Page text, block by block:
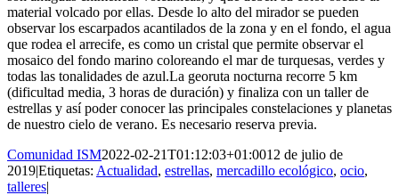
material volcado por ellas. Desde lo alto del mirador se pueden
observar los escarpados acantilados de la zona y en el fondo, el agua
que rodea el arrecife, es como un cristal que permite observar el
mosaico del fondo marino coloreando el mar de turquesas, verdes y
todas las tonalidades de azul.La georuta nocturna recorre 5 km
(dificultad media, 3 horas de duración) y finaliza con un taller de
estrellas y así poder conocer las principales constelaciones y planetas
de nuestro cielo de verano. Es necesario reserva previa.
Comunidad ISM2022-02-21T01:12:03+01:0012 de julio de
2019|Etiquetas: Actualidad, estrellas, mercadillo ecológico, ocio,
talleres|